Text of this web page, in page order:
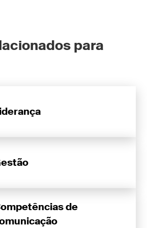
para
de